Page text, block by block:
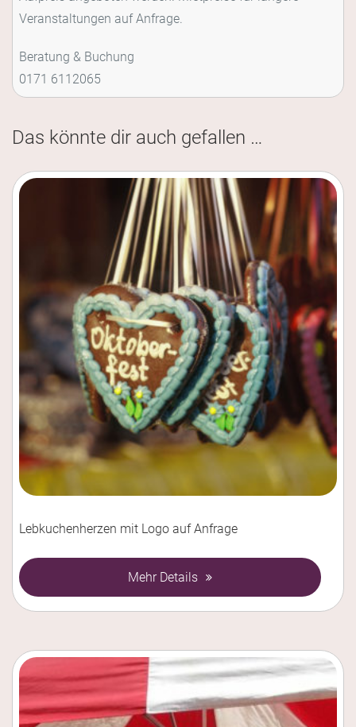
Veranstaltungen auf Anfrage.
Beratung & Buchung
0171 6112065
Das könnte dir auch gefallen …
Lebkuchenherzen mit Logo auf Anfrage
Mehr Details